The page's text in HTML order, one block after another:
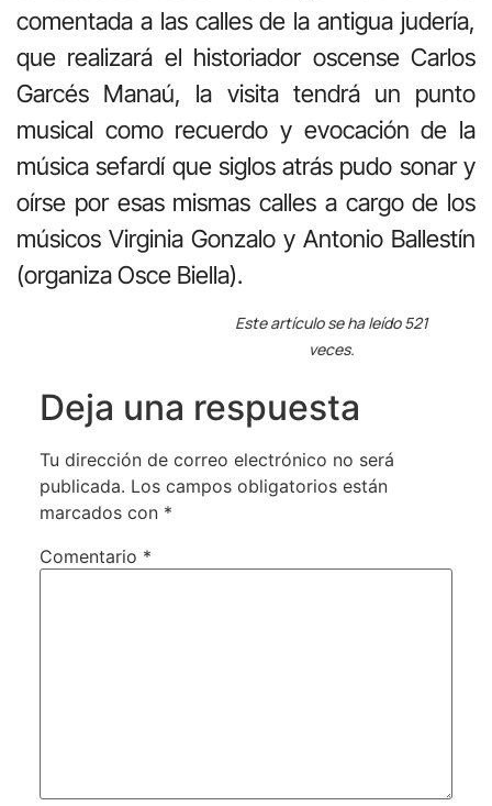
comentada a las calles de la antigua judería,
que realizará el historiador oscense Carlos
Garcés Manaú, la visita tendrá un punto
musical como recuerdo y evocación de la
música sefardí que siglos atrás pudo sonar y
oírse por esas mismas calles a cargo de los
músicos Virginia Gonzalo y Antonio Ballestín
(organiza Osce Biella).
Este artículo se ha leído 521
veces.
Deja una respuesta
Tu dirección de correo electrónico no será
publicada. Los campos obligatorios están
marcados con *
Comentario *